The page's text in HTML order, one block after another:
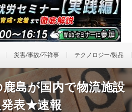
災害/事故/不祥事 テクノロジー/製品
島が国内で物流施設
発表★速報